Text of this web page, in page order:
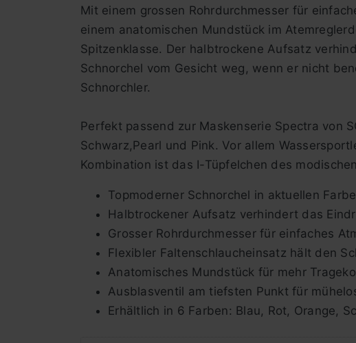
Mit einem grossen Rohrdurchmesser für
einem anatomischen Mundstück im
Spitzenklasse. Der halbtrockene Aufsatz
Schnorchel vom Gesicht weg, wenn er nicht
Schnorchler.
Perfekt passend zur Maskenserie Spectra von
Schwarz,Pearl und Pink. Vor allem
Kombination ist das I-Tüpfelchen des
Topmoderner Schnorchel in aktuellen
Halbtrockener Aufsatz verhindert das
Grosser Rohrdurchmesser für einfaches
Flexibler Faltenschlaucheinsatz hält den
Anatomisches Mundstück für mehr
Ausblasventil am tiefsten Punkt für
Erhältlich in 6 Farben: Blau, Rot, Orange,